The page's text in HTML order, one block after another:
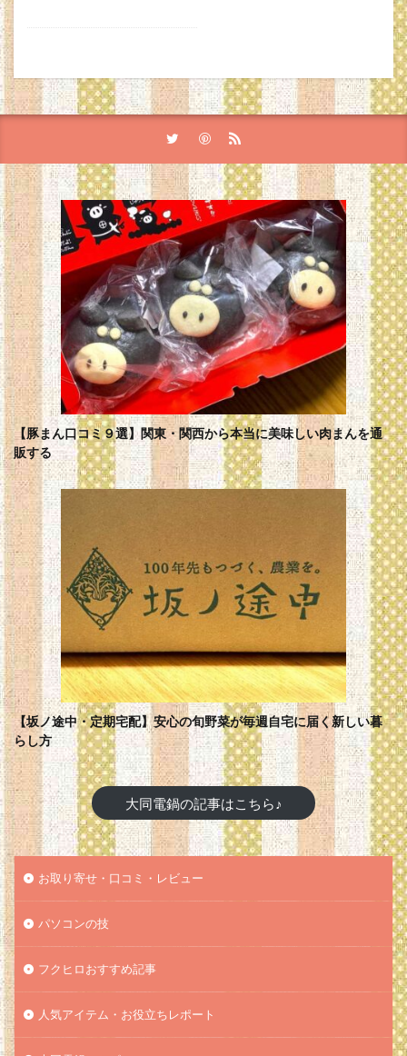
【豚まん口コミ９選】関東・関西から本当に美味しい肉まんを通
販する
【坂ノ途中・定期宅配】安心の旬野菜が毎週自宅に届く新しい暮
らし方
大同電鍋の記事はこちら♪
お取り寄せ・口コミ・レビュー
パソコンの技
フクヒロおすすめ記事
人気アイテム・お役立ちレポート